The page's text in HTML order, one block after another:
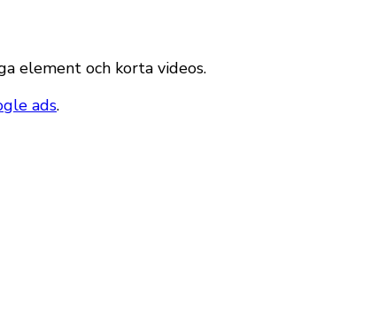
element och korta videos.
ads.